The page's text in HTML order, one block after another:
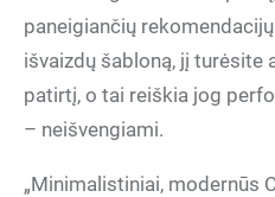
paneigiančių
išvaizdų šabloną, jį turėsite
patirtį, o tai reiškia jog
– neišvengiami.
„Minimalistiniai, modernūs